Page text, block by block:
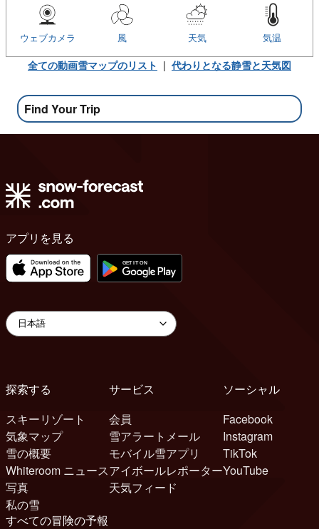
気温
天気
風
ウェブカメラ
全ての動画雪マップのリスト | 代わりとなる静雪と天気図
Find Your Trip
アプリを見る
探索する
スキーリゾート
気象マップ
雪の概要
Whiteroom ニュース
写真
私の雪
サービス
会員
雪アラートメール
モバイル雪アプリ
アイボールレポーター
天気フィード
ソーシャル
Facebook
Instagram
TikTok
YouTube
すべての冒険の予報